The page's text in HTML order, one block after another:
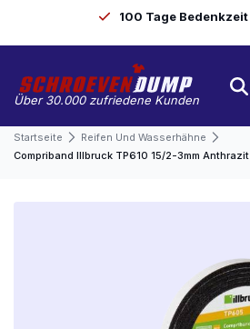
100 Tage Bedenkzeit
Über 30.000 zufriedene Kunden
Startseite
Reifen Und Wasserhähne
Compriband Illbruck TP610 15/2-3mm Anthrazit